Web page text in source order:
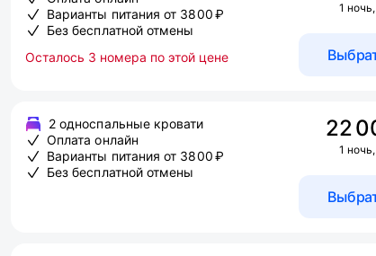
Варианты питания от 3800 ₽
Без бесплатной отмены
Осталось 3 номера по этой цене
1
2 односпальные кровати
Оплата онлайн
Варианты питания от 3800 ₽
Без бесплатной отмены
22
1